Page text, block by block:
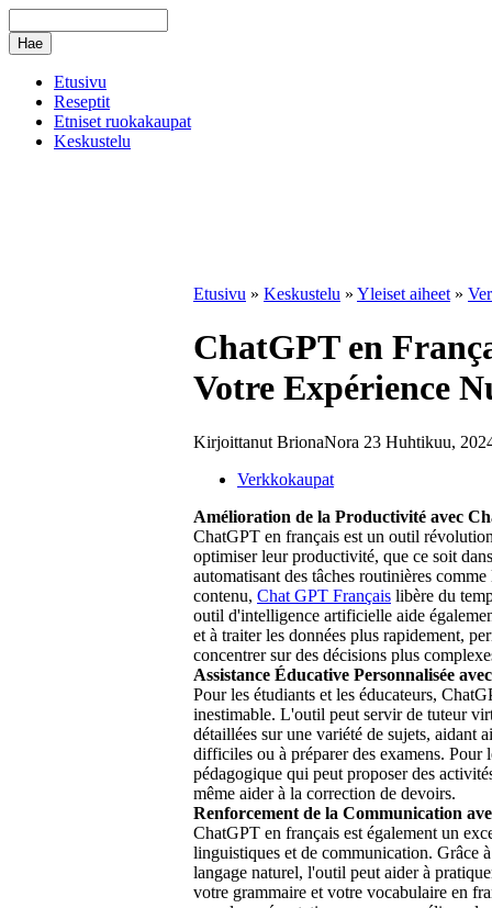
Etusivu
Reseptit
Etniset ruokakaupat
Keskustelu
Etusivu » Keskustelu » Yleiset aiheet »
ChatGPT en
Votre Expérience
Kirjoittanut BrionaNora 23 Huhtikuu,
Verkkokaupat
Amélioration de la Productivité avec
ChatGPT en français est un outil
optimiser leur productivité, que ce soit
automatisant des tâches routinières
contenu, Chat GPT Français libère du
outil d'intelligence artificielle aide
et à traiter les données plus rapidement,
concentrer sur des décisions plus
Assistance Éducative Personnalisée
Pour les étudiants et les éducateurs,
inestimable. L'outil peut servir de tuteur
détaillées sur une variété de sujets, aidant
difficiles ou à préparer des examens. Pour
pédagogique qui peut proposer des
même aider à la correction de devoirs.
Renforcement de la Communication
ChatGPT en français est également un
linguistiques et de communication. Grâce
langage naturel, l'outil peut aider à
votre grammaire et votre vocabulaire en